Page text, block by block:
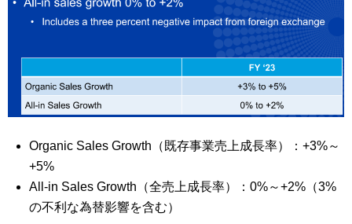
Organic Sales Growth（既存事業売上成長率）：+3%～
+5%
All-in Sales Growth（全売上成長率）：0%～+2%（3%
の不利な為替影響を含む）